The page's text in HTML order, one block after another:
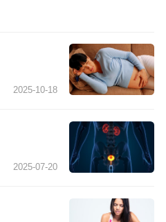
2025-10-18
2025-07-20